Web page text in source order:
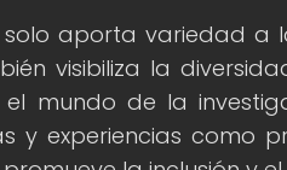
aporta variedad a
visibiliza la
mundo de la
y experiencias como